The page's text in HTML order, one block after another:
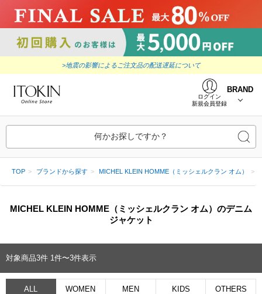
>地震の影響によるご注文品の配送遅延について
ログイン
新規会員登録
BRAND
何かお探しですか？
TOP ブランドから探す MICHEL KLEIN HOMME（ミッシェルクラン オム）
MICHEL KLEIN HOMME（ミッシェルクラン オム）のデニム
ジャケット
対象商品3件 1件〜3件表示
ALL WOMEN MEN KIDS OTHERS